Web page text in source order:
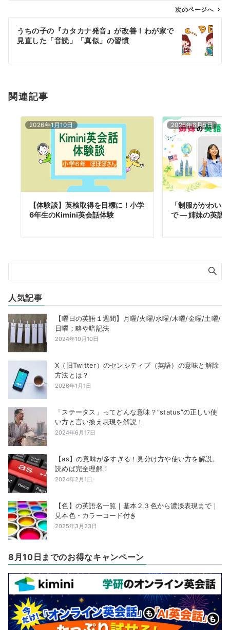
ン
次のページへ
うちの子の『カタカナ発音』が改善！わが家で
見直した「音読」「真似」の習慣
関連記事
2026年1月10日
【体験談】英検取得を目標に！小学
6年生のKimini英会話体験
2026年8月5日
「制服がかわい
で — 姉妹の英語
人気記事
【曜日の英語１週間】月曜/火曜/水曜/木曜/金曜/土曜/
日曜：略や暗記法
2024年10月10日
X（旧Twitter）のセンシティブ（英語）の意味と解除
方法とは？
2026年1月1日
「ステータス」ってどんな意味？”status”の正しい使
い方と言い換え表現を解説！
2024年6月17日
【as】の意味が多すぎる！見分け方や使い方を解説。
読めば完全理解！
2024年2月1日
【色】の英語名一覧｜基本２３色から濃淡表現まで｜
見本色・カラーコード付き
2025年3月23日
8月10日までのお得なキャンペーン